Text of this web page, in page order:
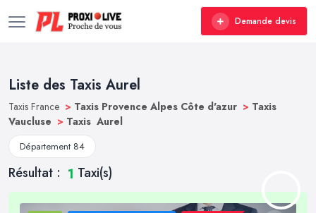
Demande devis
Liste des Taxis Aurel
Taxis France > Taxis Provence Alpes Côte d'azur > Taxis
Vaucluse > Taxis Aurel
Département 84
Résultat : 1 Taxi(s)